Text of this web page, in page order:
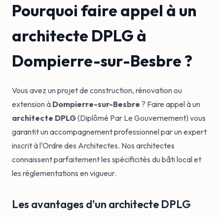
Pourquoi faire appel à un
architecte DPLG à
Dompierre-sur-Besbre ?
Vous avez un projet de construction, rénovation ou
extension à Dompierre-sur-Besbre ? Faire appel à un
architecte DPLG(Diplômé Par Le Gouvernement) vous
garantit un accompagnement professionnel par un expert
inscrit à l'Ordre des Architectes. Nos architectes
connaissent parfaitement les spécificités du bâti local et
les réglementations en vigueur.
Les avantages d'un architecte DPLG